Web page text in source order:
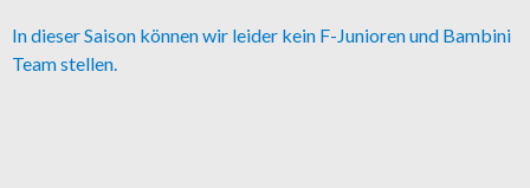
In dieser Saison können wir leider kein F-Junioren und Bambini
Team stellen.